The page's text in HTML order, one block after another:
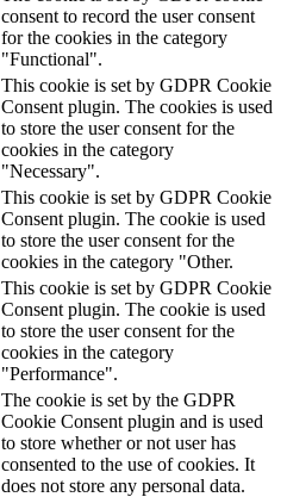
consent to record the user consent
for the cookies in the category
"Functional".
This cookie is set by GDPR Cookie
Consent plugin. The cookies is used
to store the user consent for the
cookies in the category
"Necessary".
This cookie is set by GDPR Cookie
Consent plugin. The cookie is used
to store the user consent for the
cookies in the category "Other.
This cookie is set by GDPR Cookie
Consent plugin. The cookie is used
to store the user consent for the
cookies in the category
"Performance".
The cookie is set by the GDPR
Cookie Consent plugin and is used
to store whether or not user has
consented to the use of cookies. It
does not store any personal data.